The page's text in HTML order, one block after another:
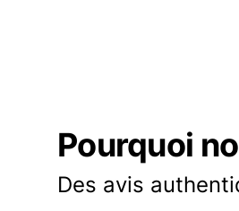
Pourquoi
Des avis